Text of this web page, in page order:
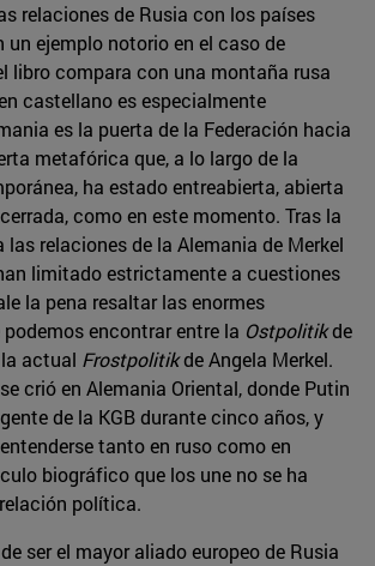
relaciones de Rusia con los países
un ejemplo notorio en el caso de
libro compara con una montaña rusa
castellano es especialmente
es la puerta de la Federación hacia
metafórica que, a lo largo de la
ha estado entreabierta, abierta
como en este momento. Tras la
las relaciones de la Alemania de Merkel
limitado estrictamente a cuestiones
la pena resaltar las enormes
encontrar entre la Ostpolitikde
actual Frostpolitikde Angela Merkel.
crió en Alemania Oriental, donde Putin
de la KGB durante cinco años, y
tanto en ruso como en
biográfico que los une no se ha
política.
ser el mayor aliado europeo de Rusia